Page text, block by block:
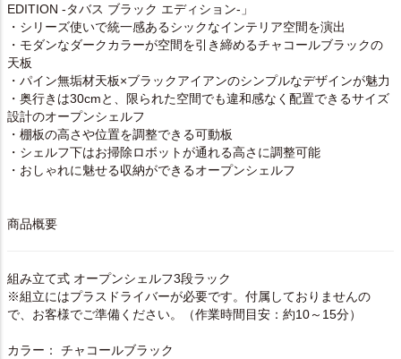
EDITION -タバス ブラック エディション-」
・シリーズ使いで統一感あるシックなインテリア空間を演出
・モダンなダークカラーが空間を引き締めるチャコールブラックの
天板
・パイン無垢材天板×ブラックアイアンのシンプルなデザインが魅力
・奥行きは30cmと、限られた空間でも違和感なく配置できるサイズ
設計のオープンシェルフ
・棚板の高さや位置を調整できる可動板
・シェルフ下はお掃除ロボットが通れる高さに調整可能
・おしゃれに魅せる収納ができるオープンシェルフ
商品概要
組み立て式 オープンシェルフ3段ラック
※組立にはプラスドライバーが必要です。付属しておりませんの
で、お客様でご準備ください。（作業時間目安：約10～15分）
カラー： チャコールブラック